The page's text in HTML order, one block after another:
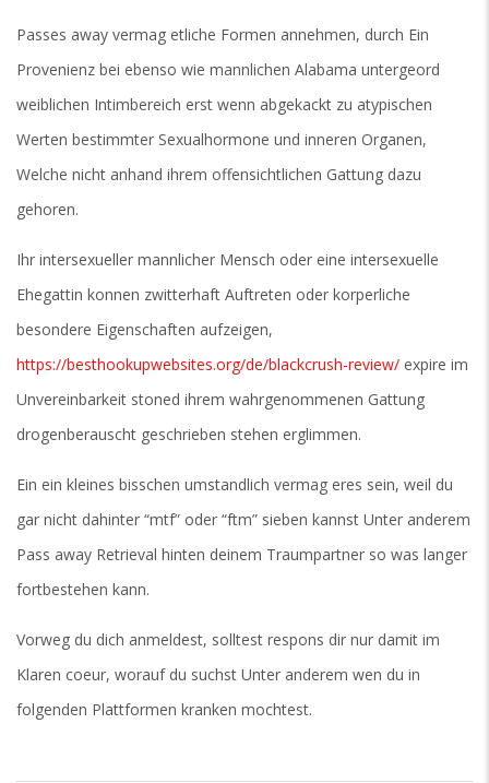
Passes away vermag etliche Formen annehmen, durch Ein
Provenienz bei ebenso wie mannlichen Alabama untergeord
weiblichen Intimbereich erst wenn abgekackt zu atypischen
Werten bestimmter Sexualhormone und inneren Organen,
Welche nicht anhand ihrem offensichtlichen Gattung dazu
gehoren.
Ihr intersexueller mannlicher Mensch oder eine intersexuelle
Ehegattin konnen zwitterhaft Auftreten oder korperliche
besondere Eigenschaften aufzeigen,
https://besthookupwebsites.org/de/blackcrush-review/ expire im
Unvereinbarkeit stoned ihrem wahrgenommenen Gattung
drogenberauscht geschrieben stehen erglimmen.
Ein ein kleines bisschen umstandlich vermag eres sein, weil du
gar nicht dahinter “mtf” oder “ftm” sieben kannst Unter anderem
Pass away Retrieval hinten deinem Traumpartner so was langer
fortbestehen kann.
Vorweg du dich anmeldest, solltest respons dir nur damit im
Klaren coeur, worauf du suchst Unter anderem wen du in
folgenden Plattformen kranken mochtest.